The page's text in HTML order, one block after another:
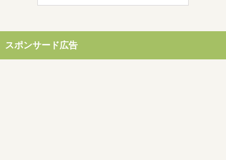
スポンサード広告